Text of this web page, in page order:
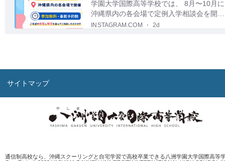
サイトマップ
通信制高校なら、沖縄スクーリングと自宅学習で高校卒業できる八洲学園大学国際高等